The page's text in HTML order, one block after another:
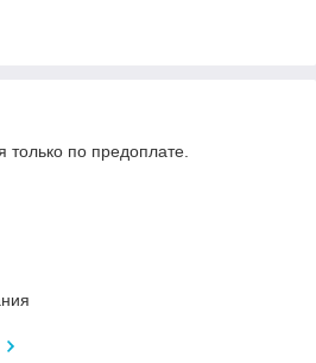
только по предоплате.